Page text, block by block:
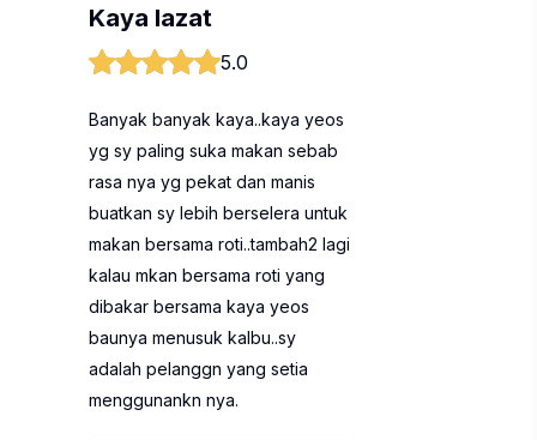
Kaya lazat
5.0
Banyak banyak kaya..kaya yeos
yg sy paling suka makan sebab
rasa nya yg pekat dan manis
buatkan sy lebih berselera untuk
makan bersama roti..tambah2 lagi
kalau mkan bersama roti yang
dibakar bersama kaya yeos
baunya menusuk kalbu..sy
adalah pelanggn yang setia
menggunankn nya.